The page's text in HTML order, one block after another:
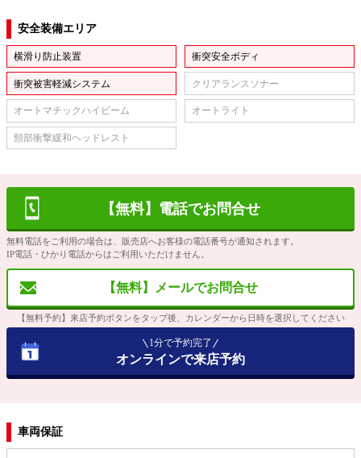
安全装備エリア
横滑り防止装置 衝突安全ボディ
衝突被害軽減システム クリアランスソナー
オートマチックハイビーム オートライト
頸部衝撃緩和ヘッドレスト
【無料】電話でお問合せ
無料電話をご利用の場合は、販売店へお客様の電話番号が通知されます。
IP電話・ひかり電話からはご利用いただけません。
【無料】メールでお問合せ
【無料予約】来店予約ボタンをタップ後、カレンダーから日時を選択してください
1分で予約完了
オンラインで来店予約
車両保証